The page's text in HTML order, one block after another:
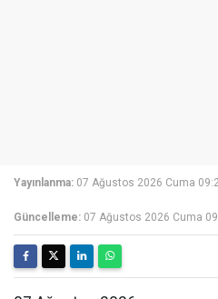
Yayınlanma: 07 Ağustos 2026 Cuma
Güncelleme: 07 Ağustos 2026 Cuma